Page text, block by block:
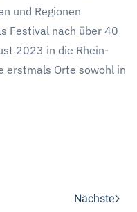
und Regionen
Festival nach über 40
2023 in die Rhein-
erstmals Orte sowohl in
Nächste